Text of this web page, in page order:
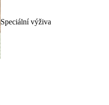
Speciální výživa